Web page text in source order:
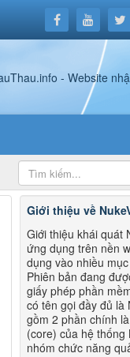
Giới thiệu về
Giới thiệu khái quát
ứng dụng trên nền
dụng vào nhiều
Phiên bản đang
giấy phép phần
có tên gọi đầy đủ là
gồm 2 phần chính
(core) của hệ thống
nhóm chức năng